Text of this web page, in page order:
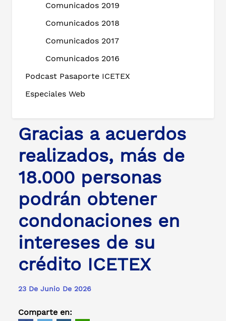
Comunicados 2019
Comunicados 2018
Comunicados 2017
Comunicados 2016
Podcast Pasaporte ICETEX
Especiales Web
Gracias a acuerdos
realizados, más de
18.000 personas
podrán obtener
condonaciones en
intereses de su
crédito ICETEX
23 De Junio De 2026
Comparte en: